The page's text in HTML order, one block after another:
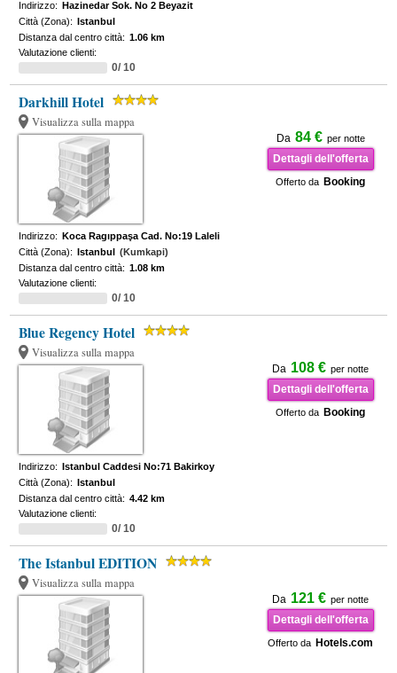
Indirizzo: Hazinedar Sok. No 2 Beyazit
Città (Zona): Istanbul
Distanza dal centro città: 1.06 km
Valutazione clienti:
0/ 10
Darkhill Hotel
Visualizza sulla mappa
Da 84 € per notte
Dettagli dell'offerta
Offerto da Booking
Indirizzo: Koca Ragıppaşa Cad. No:19 Laleli
Città (Zona): Istanbul (Kumkapi)
Distanza dal centro città: 1.08 km
Valutazione clienti:
0/ 10
Blue Regency Hotel
Visualizza sulla mappa
Da 108 € per notte
Dettagli dell'offerta
Offerto da Booking
Indirizzo: Istanbul Caddesi No:71 Bakirkoy
Città (Zona): Istanbul
Distanza dal centro città: 4.42 km
Valutazione clienti:
0/ 10
The Istanbul EDITION
Visualizza sulla mappa
Da 121 € per notte
Dettagli dell'offerta
Offerto da Hotels.com